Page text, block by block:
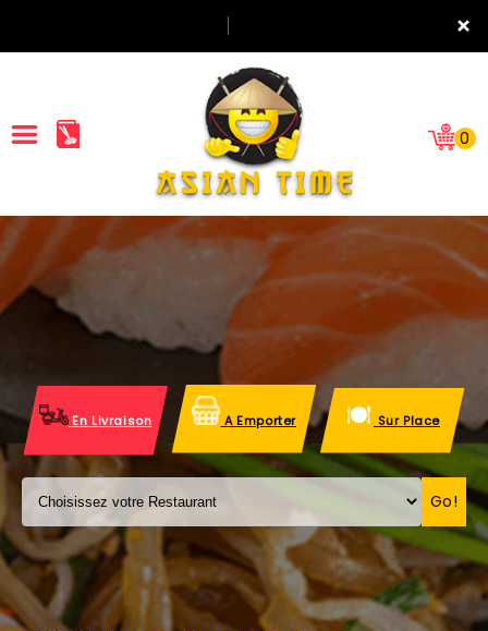
×
ACCUEIL
LA CARTE
VOS AVIS
MENTIONS LÉGALES
C.G.V
0
En Livraison A Emporter Sur Place
Go!